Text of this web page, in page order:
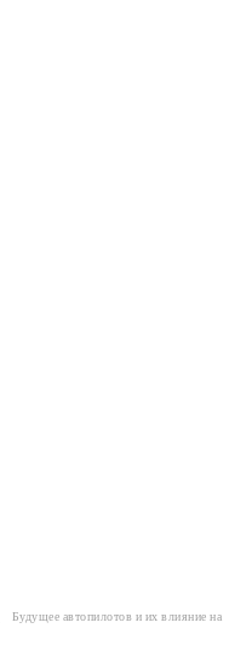
Будущее автопилотов и их влияние на